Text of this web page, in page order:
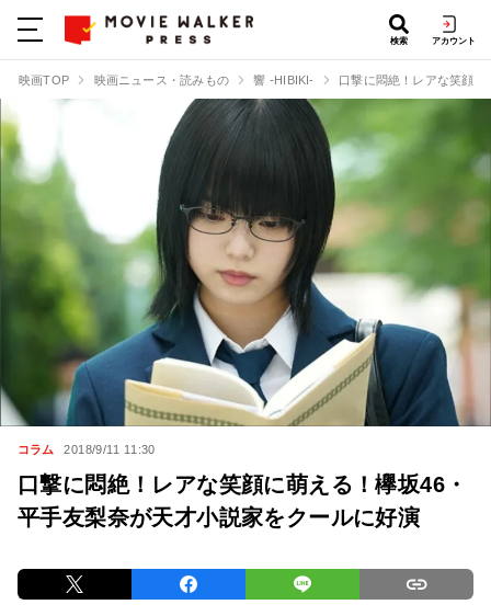
検索 アカウント
映画TOP 映画ニュース・読みもの 響 -HIBIKI- 口撃に悶絶！レアな笑顔
コラム 2018/9/11 11:30
口撃に悶絶！レアな笑顔に萌える！欅坂46・
平手友梨奈が天才小説家をクールに好演